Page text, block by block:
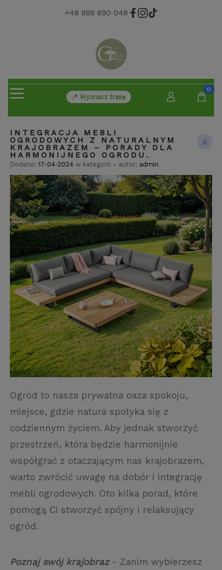
+48 888 690 048
📍 Wyznacz trasę
INTEGRACJA MEBLI
OGRODOWYCH Z NATURALNYM
KRAJOBRAZEM – PORADY DLA
HARMONIJNEGO OGRODU.
0
Dodano: 17-04-2024 w kategorii: - autor: admin
Ogród to nasza prywatna oaza spokoju,
miejsce, gdzie natura spotyka się z
codziennym życiem. Aby jednak stworzyć
przestrzeń, która będzie harmonijnie
współgrać z otaczającym nas krajobrazem,
warto zwrócić uwagę na dobór i integrację
mebli ogrodowych. Oto kilka porad, które
pomogą Ci stworzyć spójny i relaksujący
ogród.
Poznaj swój krajobraz- Zanim wybierzesz